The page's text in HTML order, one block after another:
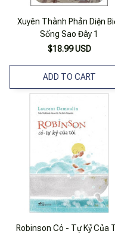
Xuyên Thành Phản Diện
Sống Sao Đây 1
$18.99 USD
ADD TO CART
Robinson Có - Tự Kỷ Của